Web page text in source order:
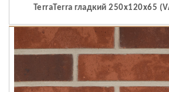
TerraTerra гладкий 250x120x65